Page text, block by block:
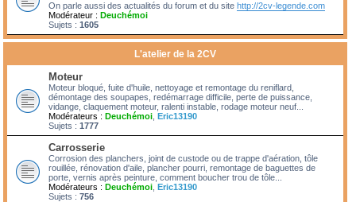
On parle aussi des actualités du forum et du site http://2cv-legende.com
Modérateur : Deuchémoi
Sujets : 1605
L'atelier de la 2CV
Moteur
Moteur bloqué, fuite d'huile, nettoyage et remontage du reniflard,
démontage des soupapes, redémarrage difficile, perte de puissance,
vidange, claquement moteur, ralenti instable, rodage moteur neuf...
Modérateurs : Deuchémoi Eric13190
Sujets : 1777
Carrosserie
Corrosion des planchers, joint de custode ou de trappe d'aération, tôle
rouillée, rénovation d'aile, plancher pourri, remontage de baguettes de
porte, vernis après peinture, comment boucher trou de tôle...
Modérateurs : Deuchémoi Eric13190
Sujets : 756